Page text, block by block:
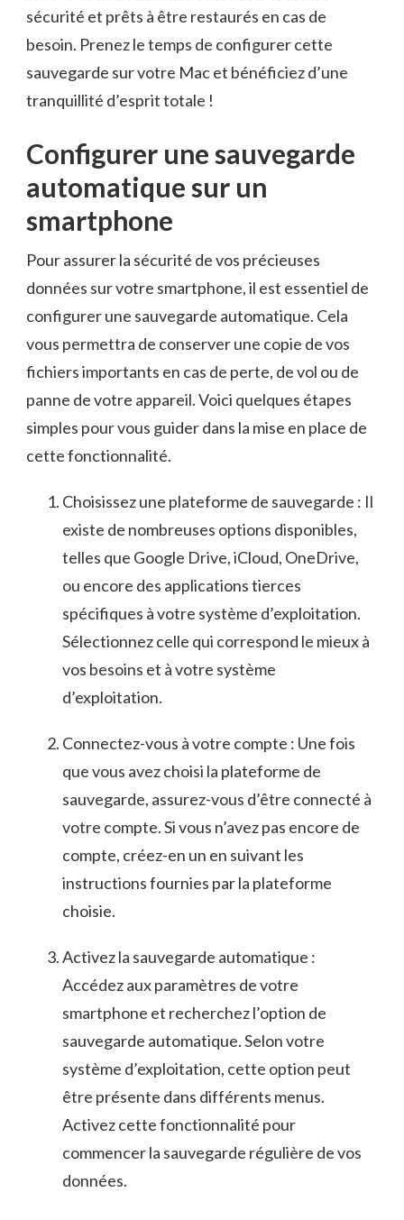
sécurité et ⁣prêts à⁣ être restaurés en cas ‍de
besoin.⁤ Prenez le temps de configurer cette
sauvegarde sur votre Mac et bénéficiez d’une
tranquillité‌ d’esprit totale !
Configurer⁤ une sauvegarde⁣
automatique sur⁢ un
⁣smartphone
Pour assurer la⁤ sécurité⁢ de vos précieuses
⁢données⁤ sur votre smartphone, il​ est ‌essentiel de
configurer une sauvegarde automatique. ⁤Cela
‌vous permettra de​ conserver une copie de vos
fichiers importants en cas de ⁢perte, de vol​ ou de‍
panne⁣ de votre appareil. Voici quelques étapes
simples⁣ pour ​vous guider dans la mise en place ⁣de
‍cette fonctionnalité.
Choisissez ⁣une plateforme de sauvegarde : Il
existe de‌ nombreuses options‌ disponibles, ​
telles que Google Drive, ​iCloud, OneDrive,
ou⁣ encore des applications⁣ tierces
spécifiques à votre système d’exploitation.
⁣Sélectionnez celle qui correspond le mieux à
vos besoins ​et​ à votre ‍système
d’exploitation.
Connectez-vous à votre compte :​ Une fois
que vous avez choisi la ⁢plateforme de
sauvegarde, assurez-vous d’être⁣ connecté à
votre compte. ​Si vous n’avez pas encore de
compte, ⁣créez-en un en ⁢suivant les
instructions fournies par la⁢ plateforme
choisie.
Activez la‌ sauvegarde‍ automatique :
Accédez aux ‌paramètres de votre
smartphone ⁤et recherchez⁤ l’option​ de
sauvegarde automatique. ⁣Selon‌ votre⁣
système d’exploitation, cette option peut
être​ présente dans différents⁣ menus.
Activez cette fonctionnalité pour
‌commencer la sauvegarde régulière de vos
données.